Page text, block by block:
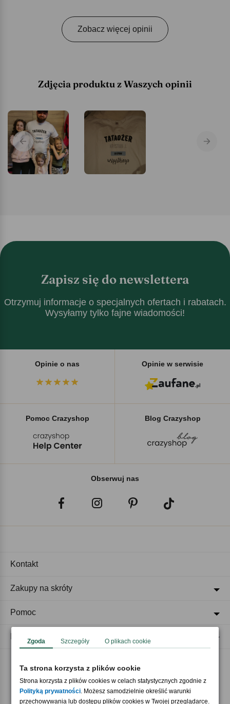
Zobacz więcej opinii
Zdjęcia produktu z Waszych opinii
Zapisz się do newslettera
Otrzymuj informacje o specjalnych ofertach i rabatach.
Wysyłamy tylko fajne wiadomości!
Opinie o nas Opinie w serwisie
Pomoc Crazyshop Blog Crazyshop
Obserwuj nas
Akceptujemy płatności
Kontakt
Zakupy na skróty
Pomoc
Zgoda Szczegóły O plikach cookie
Ta strona korzysta z plików cookie
Strona korzysta z plików cookies w celach statystycznych zgodnie z
Polityką prywatności. Możesz samodzielnie określić warunki
przechowywania lub dostępu plików cookies w Twojej przeglądarce.